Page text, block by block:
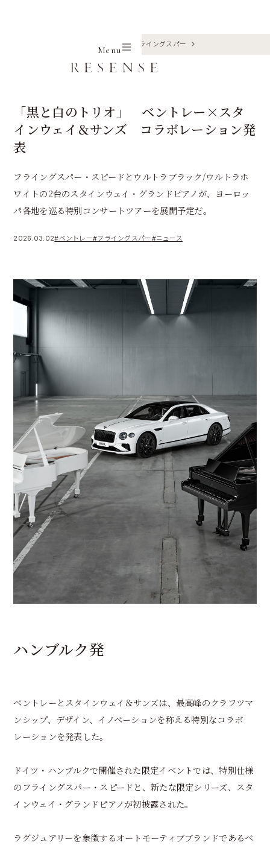
Menu
フライングスパー
「黒と白のトリオ」 ベントレー×スタ
インウェイ＆サンズ コラボレーション発
表
フライングスパー・スピードとウルトラブラック/ウルトラホ
ワイトの2台のスタインウェイ・グランドピアノが、ヨーロッ
パ各地を巡る特別コンサートツアーを展開予定だ。
2026.03.02#ベントレー#フライングスパー#ニュース
ハンブルク発
ベントレーとスタインウェイ＆サンズは、最高峰のクラフツマ
ンシップ、デザイン、イノベーションを称える特別なコラボ
レーションを発表した。
ドイツ・ハンブルクで開催された限定イベントでは、特別仕様
のフライングスパー・スピードと、新たな限定シリーズ、スタ
インウェイ・グランドピアノが初披露された。
ラグジュアリーを象徴するオートモーティブブランドであるベ